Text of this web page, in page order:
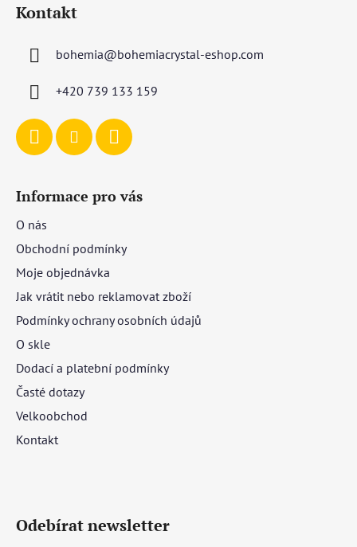
Kontakt
bohemia@bohemiacrystal-eshop.com
+420 739 133 159
Informace pro vás
O nás
Obchodní podmínky
Moje objednávka
Jak vrátit nebo reklamovat zboží
Podmínky ochrany osobních údajů
O skle
Dodací a platební podmínky
Časté dotazy
Velkoobchod
Kontakt
Odebírat newsletter